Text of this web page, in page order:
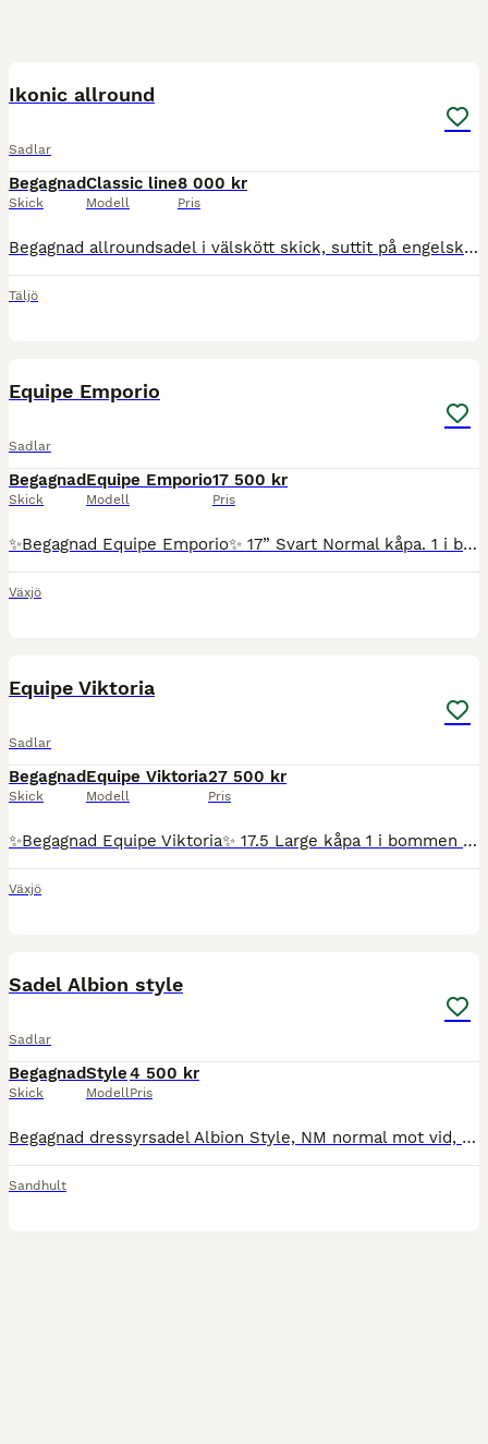
Ikonic allround
Sadlar
Begagnad
Skick
Classic line
Modell
8 000 kr
Pris
Begagnad allroundsadel i välskött skick, suttit på engelskt fullblod med hög, lång manke Omstoppad för ca 2år sedan Utbytbara koppjärn, sitter M/W idag, finns Medium som man kan få med
Täljö
Equipe Emporio
Sadlar
Begagnad
Skick
Equipe Emporio
Modell
17 500 kr
Pris
✨Begagnad Equipe Emporio✨ 17” Svart Normal kåpa. 1 i bom Medium panel. Uttagen April 2018. Sparsamt använd och i otroligt bra skick! Pris: 17.500kr
Växjö
Equipe Viktoria
Sadlar
Begagnad
Skick
Equipe Viktoria
Modell
27 500 kr
Pris
✨Begagnad Equipe Viktoria✨ 17.5 Large kåpa 1 i bommen Medium panel Svart Tillverkad Juni 2013. OTROLIGT bra skick! Viktorian har karbonbom som följer hästens rörelse och ger både häst och ryttare
Växjö
Sadel Albion style
Sadlar
Begagnad
Skick
Style
Modell
4 500 kr
Pris
Begagnad dressyrsadel Albion Style, NM normal mot vid, 17. I gott skick, väldigt skön att rida i. Färg- brun.
Sandhult